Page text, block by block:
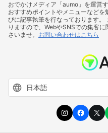
おでかけメディア「aumo」を運営
おすすめポイントやメニューなど
びに記事執筆を行なっております
りますので、WebやSNSでの集客
さいませ。 お問い合わせはこちら